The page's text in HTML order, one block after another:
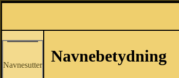
Navnesutter
Navnebetydning